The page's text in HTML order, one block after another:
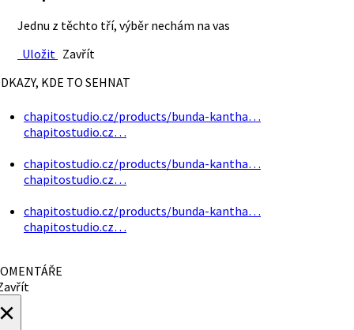
Jednu z těchto tří, výběr nechám na vas
Uložit Zavřít
KDE TO SEHNAT
chapitostudio.cz/products/bunda-kantha…
chapitostudio.cz…
chapitostudio.cz/products/bunda-kantha…
chapitostudio.cz…
chapitostudio.cz/products/bunda-kantha…
chapitostudio.cz…